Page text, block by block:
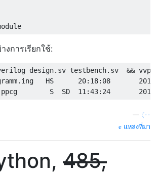
งการเรียกใช้:
design.sv testbench.sv  &&
HS      20:18:08
ζ--
แหล่งที่มา
485,